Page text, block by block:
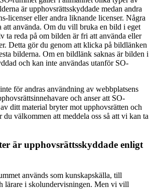
är upphovsrättsskyddade medan andra
licenser eller andra liknande licenser. Några
att använda. Om du vill bruka en bild i eget
ta reda på om bilden är fri att använda eller
Detta gör du genom att klicka på bildlänken
bilderna. Om en bildlänk saknas är bilden i
och kan inte användas utanför SO-
för andras användning av webbplatsens
och anser att SO-
ditt material bryter mot upphovsrätten och
du välkommen att meddela oss så att vi kan ta
är upphovsrättsskyddade enligt
används som kunskapskälla, till
lärare i skolundervisningen. Men vi vill